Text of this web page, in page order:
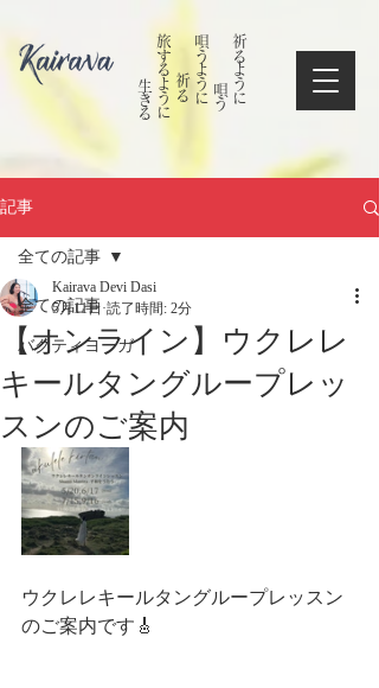
祈るように
唄う
唄うように
祈る
旅するように
​ 生きる
記事
全ての記事
バクティヨーガ
全ての記事
【オンライン】ウクレレ
キールタングループレッ
スンのご案内
Kairava Devi Dasi
5月11日 読了時間: 2分
ウクレレキールタングループレッスン
のご案内です🎸